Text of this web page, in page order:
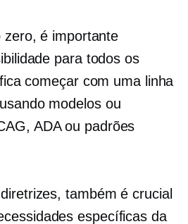
é importante
para todos os
começar com uma linha
modelos ou
ADA ou padrões
também é crucial
específicas da